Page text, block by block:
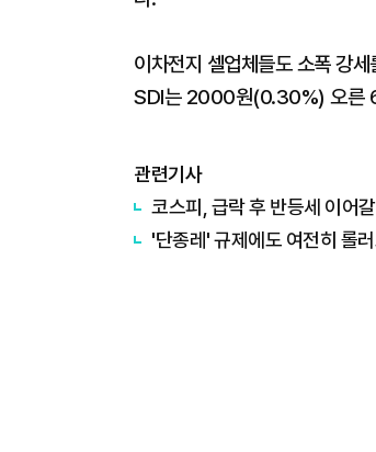
이차전지 셀업체들도 소폭 강
SDI는 2000원(0.30%) 오른
관련기사
코스피, 급락 후 반등세 이어
'단종레' 규제에도 여전히 롤